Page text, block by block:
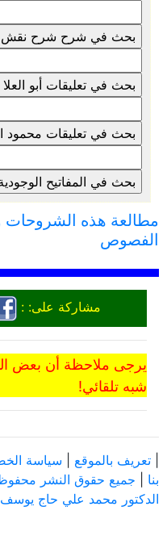
مطالعة هذه الشروحات
الفصوص
مشاركة على: :
يرجى ملاحظة أن بعض
شبه تلقائي!
تعريف بالموقع سياسة
بنا
جميع حقوق النشر محفوظة ©
الدكتور محمد علي حاج يوسف